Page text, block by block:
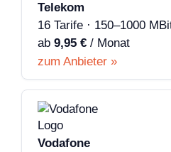
Telekom
16 Tarife · 150–1000
ab 9,95 € / Monat
zum Anbieter »
Vodafone